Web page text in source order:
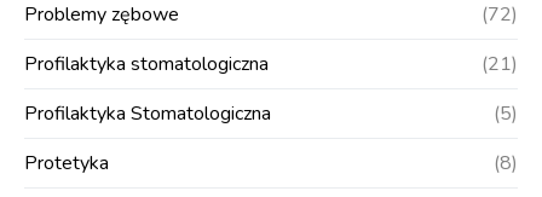
Problemy zębowe
(72)
Profilaktyka stomatologiczna
(21)
Profilaktyka Stomatologiczna
(5)
Protetyka
(8)